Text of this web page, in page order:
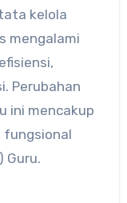
kelola
mengalami
Perubahan
ini mencakup
fungsional
Guru.